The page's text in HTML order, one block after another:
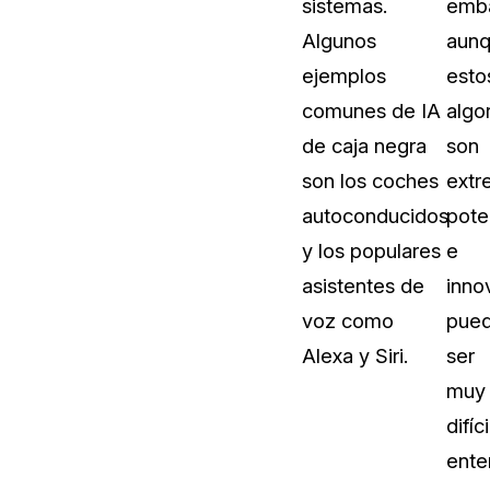
sistemas.
Algunos
ejemplos
comunes de IA
de caja negra
son los coches
autoconducidos
y los populares
asistentes de
voz como
Alexa y Siri.
son
e
ser
muy